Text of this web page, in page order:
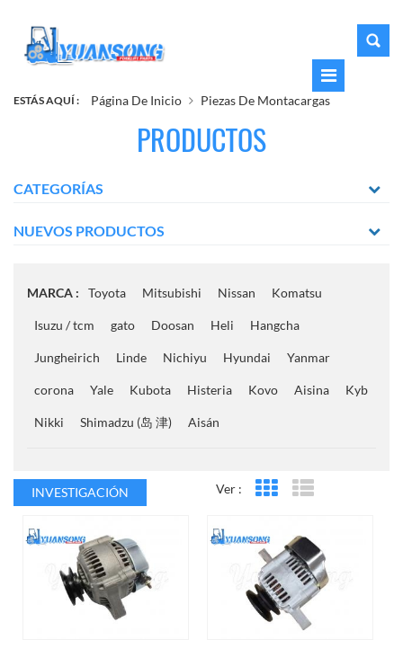
ESTÁS AQUÍ : Página De Inicio Piezas De Montacargas
PRODUCTOS
CATEGORÍAS
NUEVOS PRODUCTOS
MARCA : Toyota Mitsubishi Nissan Komatsu
Isuzu / tcm gato Doosan Heli Hangcha
Jungheirich Linde Nichiyu Hyundai Yanmar
corona Yale Kubota Histeria Kovo Aisina Kyb
Nikki Shimadzu (岛 津) Aisán
INVESTIGACIÓN Ver : Vista en cuadrícula